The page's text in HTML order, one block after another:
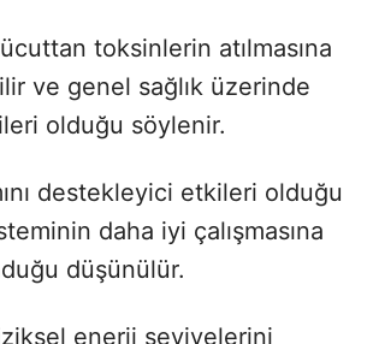
toksinlerin atılmasına
ve genel sağlık üzerinde
olduğu söylenir.
destekleyici etkileri olduğu
daha iyi çalışmasına
düşünülür.
enerji seviyelerini